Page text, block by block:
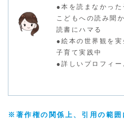
●本を読まなかった
こどもへの読み聞
読書にハマる
●絵本の世界観を
子育て実践中
●詳しいプロフィー
※著作権の関係上、引用の範囲